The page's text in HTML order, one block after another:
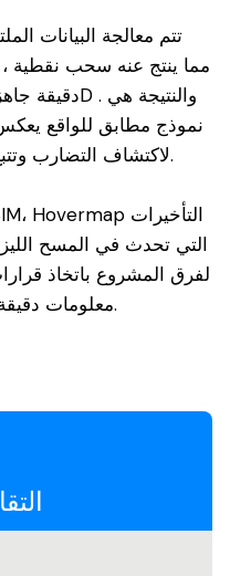
تتم معالجة البيانات
نموذج مطابق للواقع
لاكتشاف التضارب وتتبع التقدم والإدارة المستمرة.
التي تحدث في المسح
لفرق المشروع باتخاذ
معلومات دقيقة ومحدثة عن الموقع.